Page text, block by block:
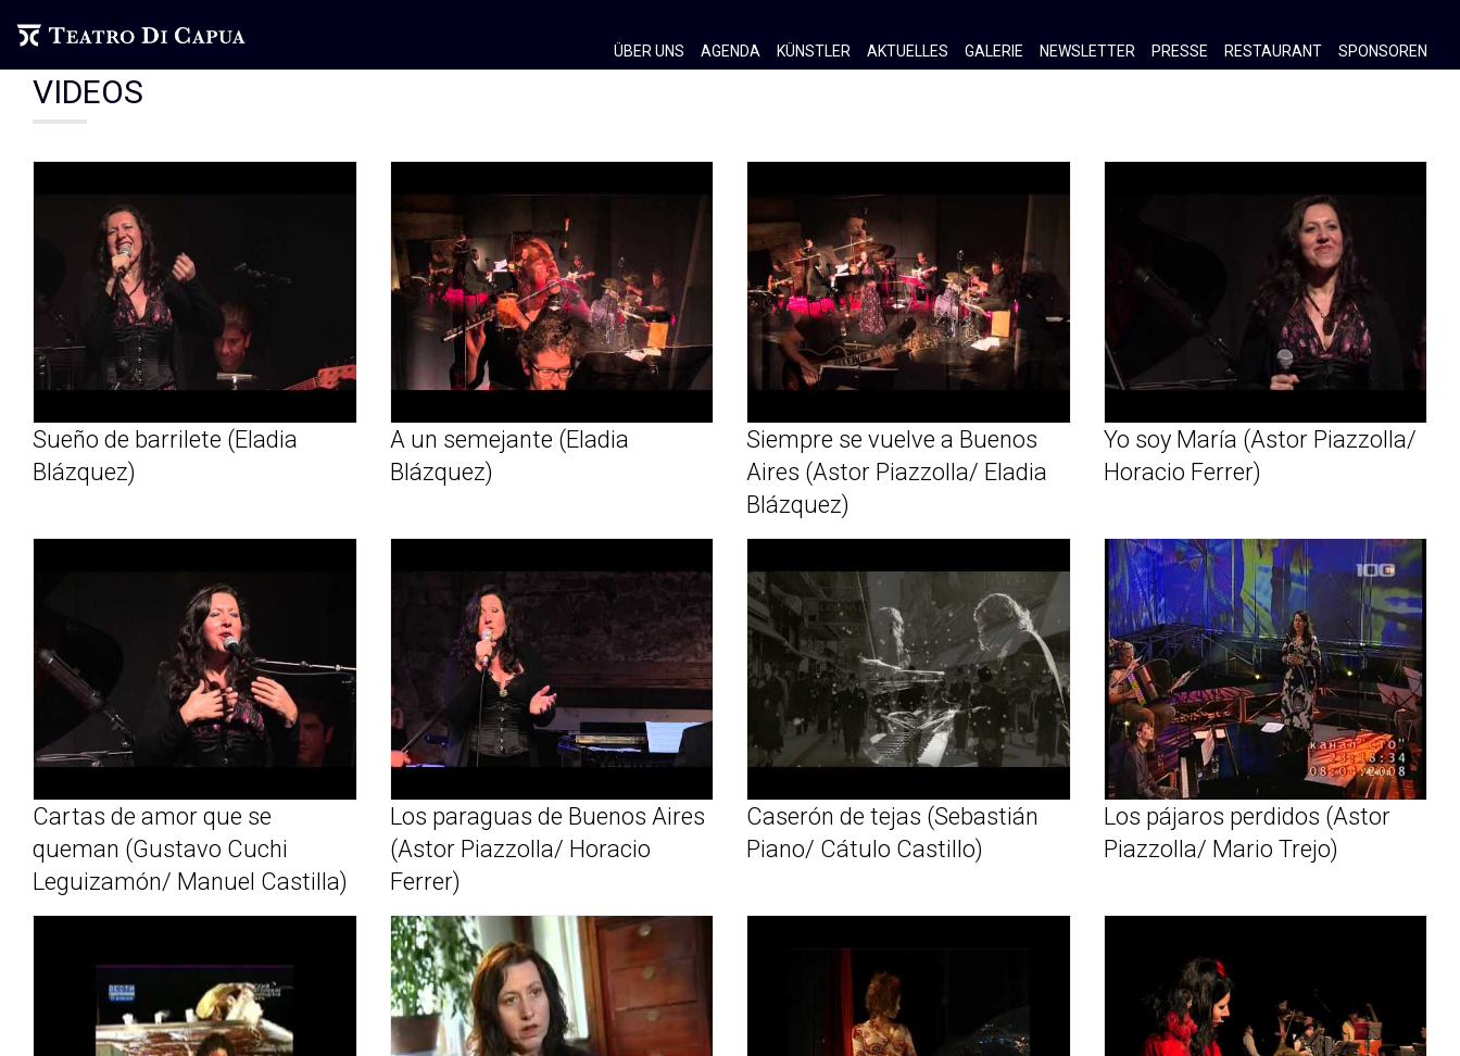
ÜBER UNS AGENDA KÜNSTLER AKTUELLES GALERIE NEWSLETTER PRESSE RESTAURANT SPONSOREN
VIDEOS
Sueño de barrilete (Eladia
Blázquez)
A un semejante (Eladia
Blázquez)
Siempre se vuelve a Buenos
Aires (Astor Piazzolla/ Eladia
Blázquez)
Yo soy María (Astor Piazzolla/
Horacio Ferrer)
Cartas de amor que se
queman (Gustavo Cuchi
Leguizamón/ Manuel Castilla)
Los paraguas de Buenos Aires
(Astor Piazzolla/ Horacio
Ferrer)
Caserón de tejas (Sebastián
Piano/ Cátulo Castillo)
Los pájaros perdidos (Astor
Piazzolla/ Mario Trejo)